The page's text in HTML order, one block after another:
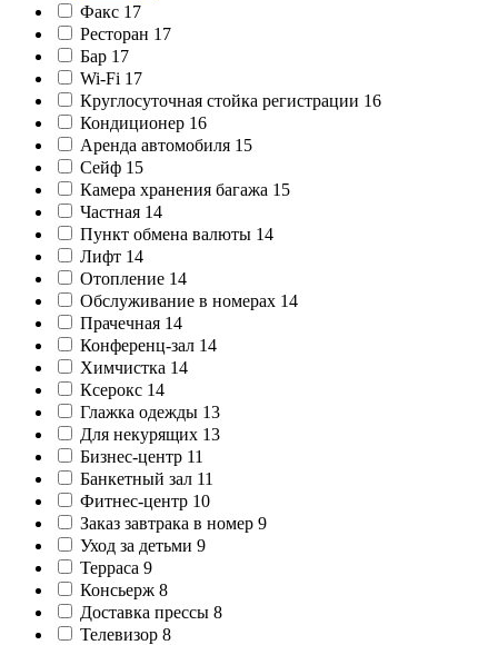
Факс 17
Ресторан 17
Бар 17
Wi-Fi 17
Круглосуточная стойка регистрации 16
Кондиционер 16
Аренда автомобиля 15
Сейф 15
Камера хранения багажа 15
Частная 14
Пункт обмена валюты 14
Лифт 14
Отопление 14
Обслуживание в номерах 14
Прачечная 14
Конференц-зал 14
Химчистка 14
Ксерокс 14
Глажка одежды 13
Для некурящих 13
Бизнес-центр 11
Банкетный зал 11
Фитнес-центр 10
Заказ завтрака в номер 9
Уход за детьми 9
Терраса 9
Консьерж 8
Доставка прессы 8
Телевизор 8